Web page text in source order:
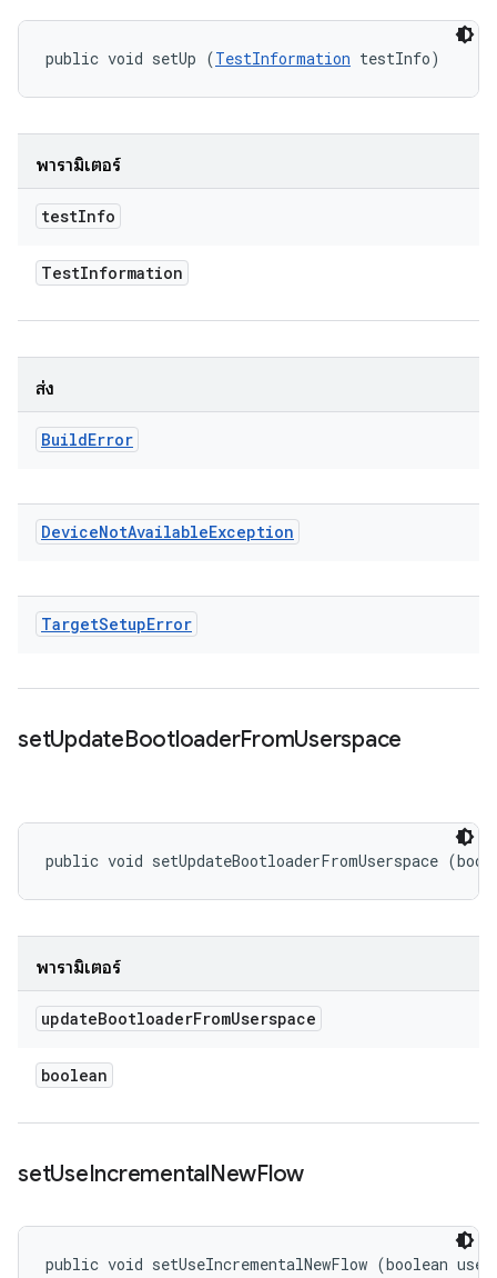
public void setUp (TestInformation testInfo)
พารามิเตอร์
testInfo
TestInformation
ส่ง
BuildError
DeviceNotAvailableException
TargetSetupError
setUpdateBootloaderFromUserspace
public void setUpdateBootloaderFromUserspace
พารามิเตอร์
updateBootloaderFromUserspace
boolean
setUseIncrementalNewFlow
public void setUseIncrementalNewFlow (boolean